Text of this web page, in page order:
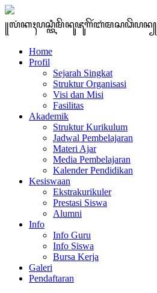
꧋ꦭꦁꦏꦃꦥꦱ꧀ꦠꦶꦩꦼꦤꦸꦗꦸꦒꦼꦂꦧꦁꦩꦱꦣꦼꦥꦤ꧀
Home
Profil
Sejarah Singkat
Struktur Organisasi
Visi dan Misi
Fasilitas
Akademik
Struktur Kurikulum
Jadwal Pembelajaran
Materi Ajar
Media Pembelajaran
Kalender Pendidikan
Kesiswaan
Ekstrakurikuler
Prestasi Siswa
Alumni
Info
Info Guru
Info Siswa
Bursa Kerja
Galeri
Pendaftaran